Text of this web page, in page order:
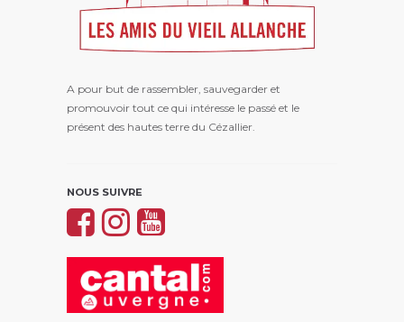
A pour but de rassembler, sauvegarder et
promouvoir tout ce qui intéresse le passé et le
présent des hautes terre du Cézallier.
NOUS SUIVRE